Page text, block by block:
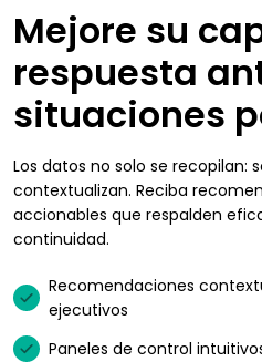
Mejore su
respuesta
situaciones
Los datos no solo se recopilan:
contextualizan. Reciba
accionables que respalden
continuidad.
Recomendaciones
ejecutivos
Paneles de control